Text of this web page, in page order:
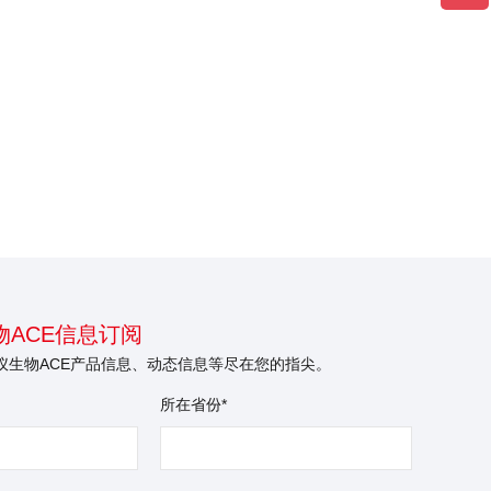
信息订阅
生物ACE产品信息、动态信息等尽在您的指尖。
所在省份*